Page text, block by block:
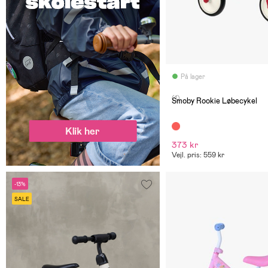
På lager
(1)
Smoby Rookie Løbecykel
373 kr
Vejl. pris: 559 kr
-13%
SALE